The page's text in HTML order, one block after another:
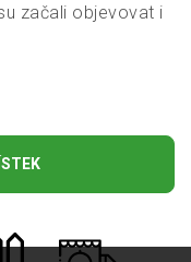
začali objevovat i